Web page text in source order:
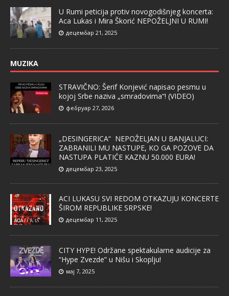
U Rumi peticija protiv novogodišnjeg koncerta:
Aca Lukas i Mira Škorić NEPOŽELJNI U RUMI!
децембар 21, 2025
MUZIKA
STRAVIČNO: Šerif Konjević napisao pesmu u
kojoj Srbe naziva „smradovima“! (VIDEO)
фебруар 27, 2026
„DESINGERICA“ NEPOŽELJAN U BANJALUCI:
ZABRANILI MU NASTUPE, KO GA POZOVE DA
NASTUPA PLATIĆE KAZNU 50.000 EURA!
децембар 23, 2025
ACI LUKASU SVI REDOM OTKAZUJU KONCERTE
ŠIROM REPUBLIKE SRPSKE!
децембар 11, 2025
CITY HYPE! Održane spektakularne audicije za
“Hype Zvezde” u Nišu i Skoplju!
мај 7, 2025